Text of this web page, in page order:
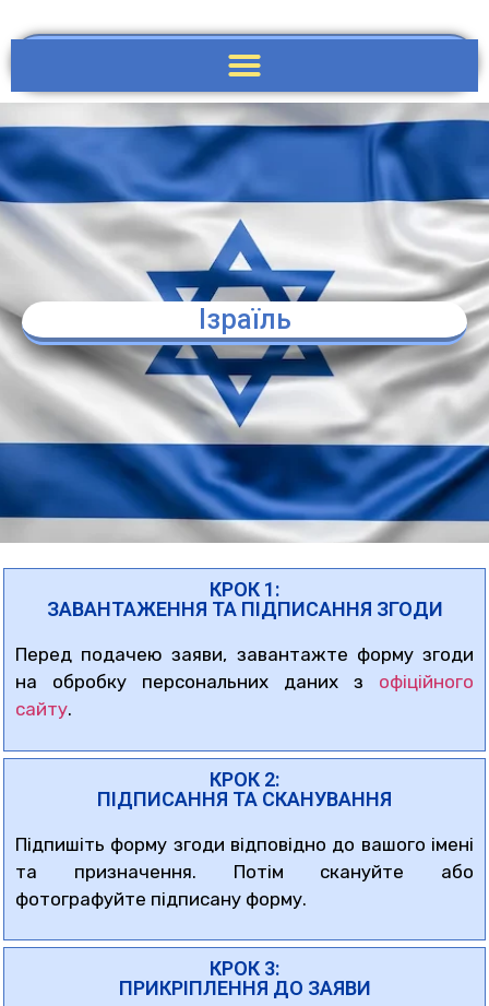
Ізраїль
КРОК 1:
ЗАВАНТАЖЕННЯ ТА ПІДПИСАННЯ ЗГОДИ
Перед подачею заяви, завантажте форму згоди
на обробку персональних даних з офіційного
сайту.
КРОК 2:
ПІДПИСАННЯ ТА СКАНУВАННЯ
Підпишіть форму згоди відповідно до вашого імені
та призначення. Потім скануйте або
фотографуйте підписану форму.
КРОК 3:
ПРИКРІПЛЕННЯ ДО ЗАЯВИ